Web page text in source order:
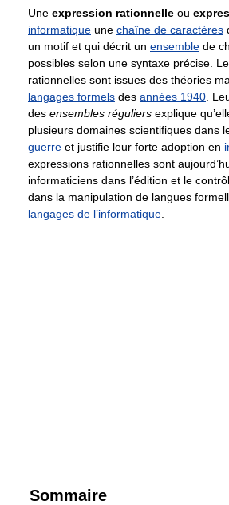
Une expression rationnelle ou
informatique une chaîne de caractères
un motif et qui décrit un ensemble de
possibles selon une syntaxe précise.
rationnelles sont issues des théories
langages formels des années 1940 .
des ensembles réguliers explique
plusieurs domaines scientifiques dans
guerre et justifie leur forte adoption en
expressions rationnelles sont
informaticiens dans l’édition et le
dans la manipulation de langues
langages de l’informatique
Sommaire